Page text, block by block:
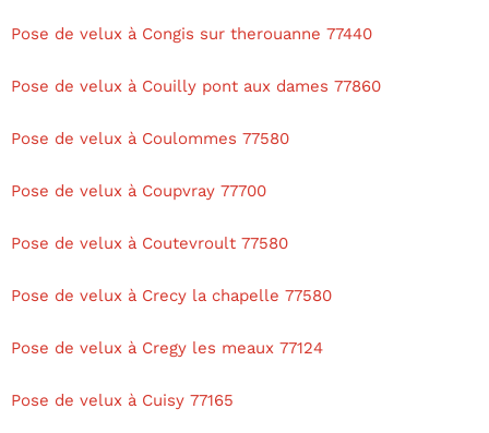
Pose de velux à Congis sur therouanne 77440
Pose de velux à Couilly pont aux dames 77860
Pose de velux à Coulommes 77580
Pose de velux à Coupvray 77700
Pose de velux à Coutevroult 77580
Pose de velux à Crecy la chapelle 77580
Pose de velux à Cregy les meaux 77124
Pose de velux à Cuisy 77165